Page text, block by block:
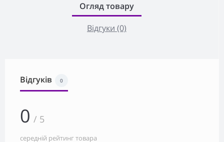
Огляд товару
Відгуки (0)
Відгуків 0
0 / 5
середній рейтинг товара